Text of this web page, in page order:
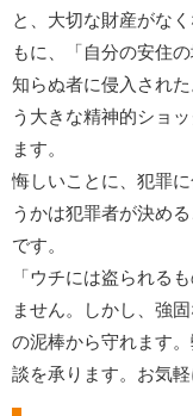
と、大切な財産がな
もに、「自分の安住
知らぬ者に侵入され
う大きな精神的ショ
ます。
悔しいことに、犯罪
うかは犯罪者が決め
です。
「ウチには盗られる
ません。しかし、強
の泥棒から守れます
談を承ります。お気軽